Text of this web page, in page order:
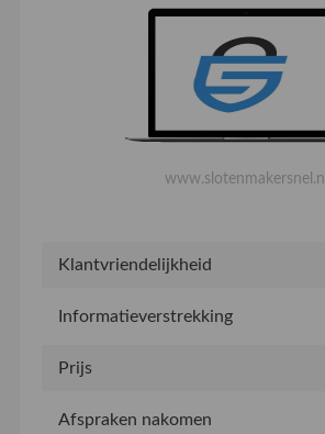
www.slotenmakersnel.nl
Klantvriendelijkheid
Informatieverstrekking
Prijs
Afspraken nakomen